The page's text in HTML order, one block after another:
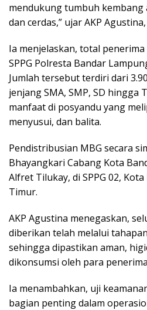
mendukung tumbuh kembang
dan cerdas,” ujar AKP
Ia menjelaskan, total
SPPG Polresta Bandar
Jumlah tersebut terdiri dari
jenjang SMA, SMP, SD hingga
manfaat di posyandu yang
menyusui, dan balita.
Pendistribusian MBG secara
Bhayangkari Cabang Kota
Alfret Tilukay, di SPPG 02,
Timur.
AKP Agustina menegaskan,
diberikan telah melalui
sehingga dipastikan aman,
dikonsumsi oleh para
Ia menambahkan, uji
bagian penting dalam